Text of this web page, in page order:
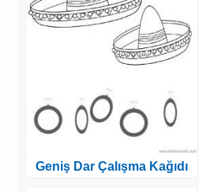
Geniş Dar Çalışma Kağıdı